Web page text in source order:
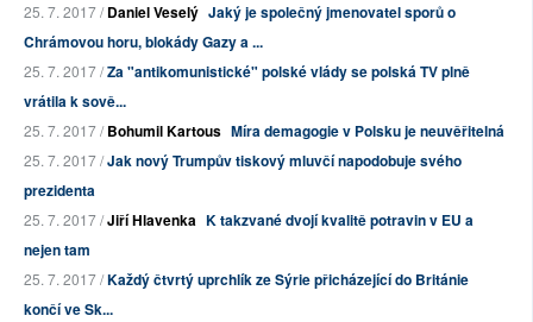
25. 7. 2017 /Daniel Veselý Jaký je společný jmenovatel sporů o
Chrámovou horu, blokády Gazy a ...
25. 7. 2017 /Za "antikomunistické" polské vlády se polská TV plně
vrátila k sově...
25. 7. 2017 /Bohumil Kartous Míra demagogie v Polsku je neuvěřitelná
25. 7. 2017 /Jak nový Trumpův tiskový mluvčí napodobuje svého
prezidenta
25. 7. 2017 /Jiří Hlavenka K takzvané dvojí kvalitě potravin v EU a
nejen tam
25. 7. 2017 /Každý čtvrtý uprchlík ze Sýrie přicházející do Británie
končí ve Sk...